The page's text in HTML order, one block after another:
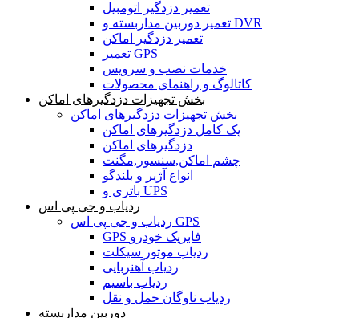
تعمیر دزدگیر اتومبیل
تعمیر دوربین مداربسته و DVR
تعمیر دزدگیر اماکن
تعمیر GPS
خدمات نصب و سرویس
کاتالوگ و راهنمای محصولات
بخش تجهیزات دزدگیرهای اماکن
بخش تجهیزات دزدگیرهای اماکن
پک کامل دزدگیرهای اماکن
دزدگیرهای اماکن
چشم اماکن,سنسور,مگنت
انواع آژیر و بلندگو
باتری و UPS
ردیاب و جی پی اس
ردیاب و جی پی اس GPS
GPS فابریک خودرو
ردیاب موتور سیکلت
ردیاب آهنربایی
ردیاب باسیم
ردیاب ناوگان حمل و نقل
دوربین مداربسته